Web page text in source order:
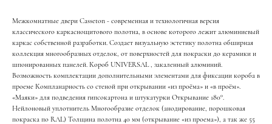
Межкомнатные двери Casseton - современная и технологичная версия
классического каркаснощитового полотна, в основе которого лежит алюминиевый
каркас собственной разработки. Создает визуальную эстетику полотна обширная
коллекция многообразных отделок, от поверхностей для покраски до керамики и
шпонированных панелей. Короб UNIVERSAL , закаленный алюминий.
Возможность комплектации дополнительными элементами для фиксации короба в
проеме Компланарность со стеной при открывании «из проёма» и «в проём».
«Маяки» для подведения гипсокартона и штукатурки Открывание 180°.
Нейлоновый уплотнитель Многообразие отделок (анодирование, порошковая
покраска по RAL) Толщина полотна 40 мм (открывание «из проема»), а так же 55